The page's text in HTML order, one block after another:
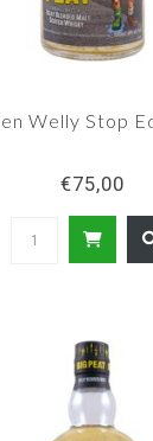
Welly Stop
€75,00